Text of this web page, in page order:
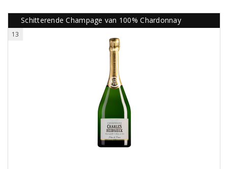
Schitterende Champage van 100% Chardonnay
13